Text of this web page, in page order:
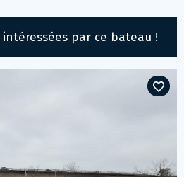
intéressées par ce bateau !